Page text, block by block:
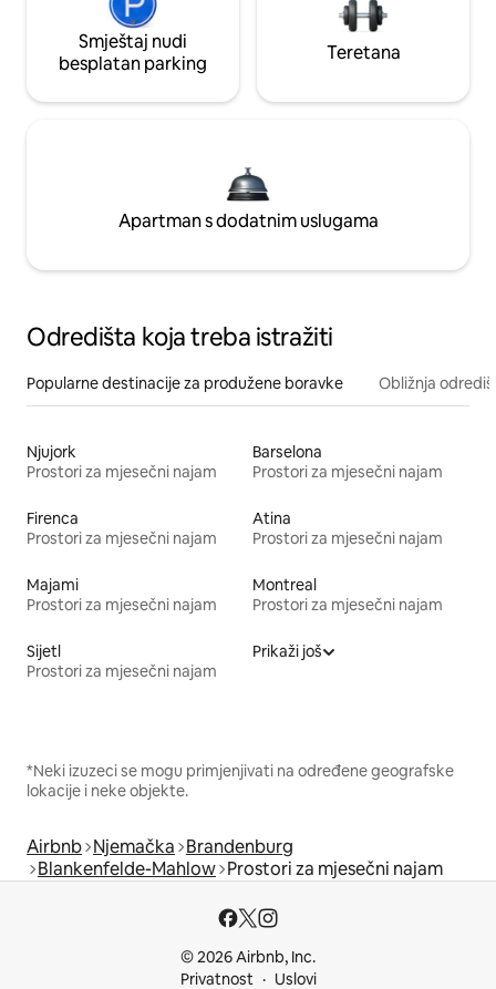
Smještaj nudi
besplatan parking
Teretana
Apartman s dodatnim uslugama
Odredišta koja treba istražiti
Popularne destinacije za produžene boravke Obližnja
Njujork
Prostori za mjesečni najam
Barselona
Prostori za mjesečni najam
Firenca
Prostori za mjesečni najam
Atina
Prostori za mjesečni najam
Majami
Prostori za mjesečni najam
Montreal
Prostori za mjesečni najam
Sijetl
Prostori za mjesečni najam
Prikaži još
*Neki izuzeci se mogu primjenjivati na određene geografske
lokacije i neke objekte.
Airbnb Njemačka Brandenburg
Blankenfelde-Mahlow Prostori za mjesečni najam
© 2026 Airbnb, Inc.
Privatnost
Uslovi